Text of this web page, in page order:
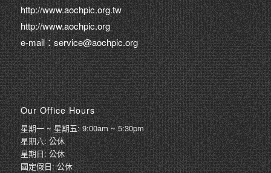
http://www.aochpic.org.tw
http://www.aochpic.org
e-mail：service@aochpic.org
Our Office Hours
星期一 ~ 星期五: 9:00am ~ 5:30pm
星期六: 公休
星期日: 公休
國定假日: 公休